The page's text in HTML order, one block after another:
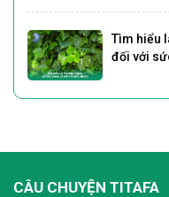
Tìm hiểu
đối với
CÂU CHUYỆN TITAFA